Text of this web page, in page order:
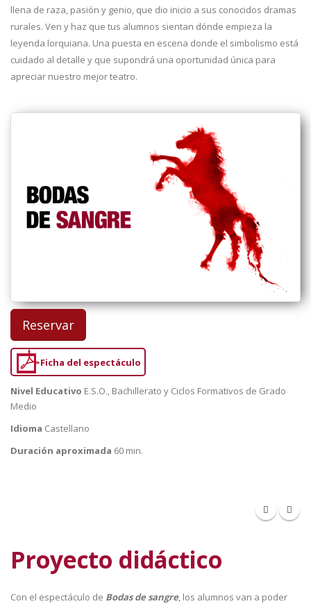
llena de raza, pasión y genio, que dio inicio a sus conocidos dramas
rurales. Ven y haz que tus alumnos sientan dónde empieza la
leyenda lorquiana. Una puesta en escena donde el simbolismo está
cuidado al detalle y que supondrá una oportunidad única para
apreciar nuestro mejor teatro.
Reservar
Ficha del espectáculo
Nivel Educativo E.S.O., Bachillerato y Ciclos Formativos de Grado
Medio
Idioma Castellano
Duración aproximada 60 min.
Proyecto didáctico
Con el espectáculo de Bodas de sangre, los alumnos van a poder